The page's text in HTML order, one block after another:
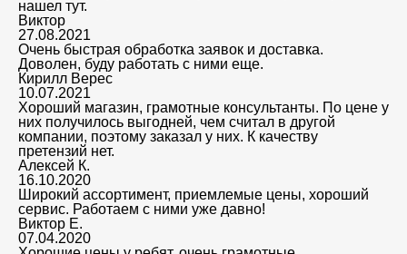
нашел тут.
Виктор
27.08.2021
Очень быстрая обработка заявок и доставка.
Доволен, буду работать с ними еще.
Кирилл Верес
10.07.2021
Хороший магазин, грамотные консультанты. По цене у
них получилось выгодней, чем считал в другой
компании, поэтому заказал у них. К качеству
претензий нет.
Алексей К.
16.10.2020
Широкий ассортимент, приемлемые цены, хороший
сервис. Работаем с ними уже давно!
Виктор Е.
07.04.2020